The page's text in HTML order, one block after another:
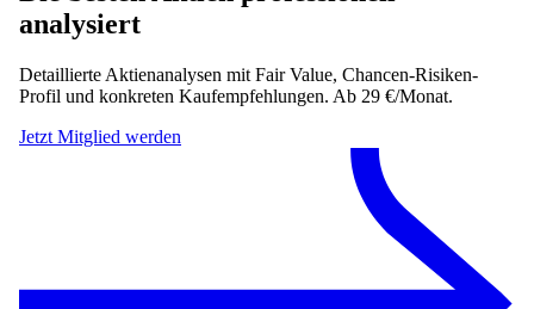
analysiert
Detaillierte Aktienanalysen mit Fair Value, Chancen-Risiken-
Profil und konkreten Kaufempfehlungen. Ab 29 €/Monat.
Jetzt Mitglied werden